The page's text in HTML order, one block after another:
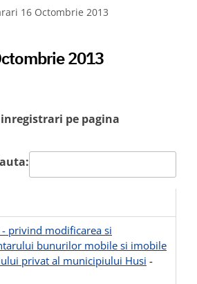
16 Octombrie 2013
2013
inregistrari pe pagina
privind modificarea si
bunurilor mobile si imobile
privat al municipiului Husi -